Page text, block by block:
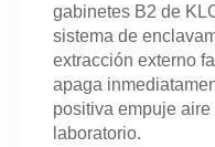
gabinetes B2 de
sistema de
extracción externo
apaga
positiva empuje
laboratorio.